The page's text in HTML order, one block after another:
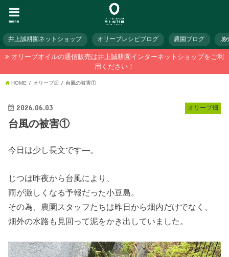
menu
井上誠耕園ネットショップ オリーブレシピブログ 農園ブログ メ
オリーブオイルの通信販売は井上誠耕園インターネットショップをご利
用ください！
HOME オリーブ畑 台風の被害①
オリーブ畑
2026.06.03
台風の被害①
今日は少し長文です―。
じつは昨夜から台風により、
雨が激しくなる予報だった小豆島。
その為、農園スタッフたちは昨日から畑内だけでなく、
畑外の水路も見回って泥をかき出していました。